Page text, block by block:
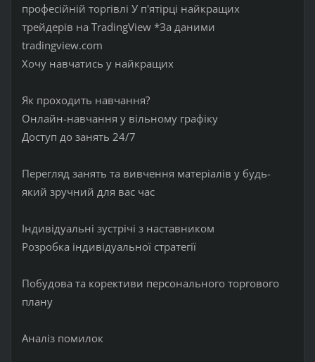
професійній торгівлі У п'ятірці найкращих
трейдерів на TradingView *За даними
tradingview.com
Хочу навчатись у найкращих
Як проходить навчання?
Онлайн-навчання у вільному графіку
Доступ до занять 24/7
Перегляд занять та вивчення матеріалів у будь-
який зручний для вас час
Індивідуальні зустрічі з наставником
Розробка індивідуальної стратегії
Побудова та корективи персонального торгового
плану
Аналіз помилок